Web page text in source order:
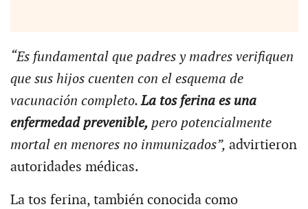
“Es fundamental que padres y madres verifiquen
que sus hijos cuenten con el esquema de
vacunación completo.La tos ferina es una
enfermedad prevenible, pero potencialmente
mortal en menores no inmunizados”, advirtieron
autoridades médicas.
La tos ferina, también conocida como